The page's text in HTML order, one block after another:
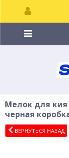
Мелок для кия
черная
ВЕРНУТЬСЯ НАЗАД